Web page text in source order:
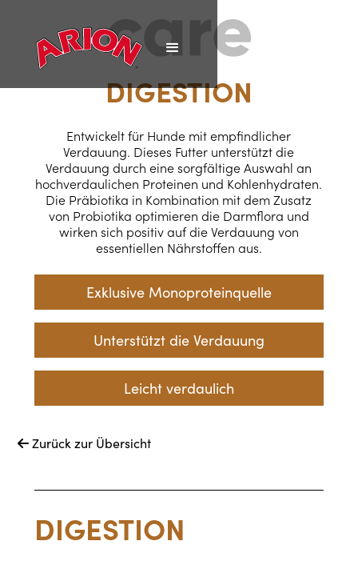
DIGESTION
Entwickelt für Hunde mit empfindlicher
Verdauung. Dieses Futter unterstützt die
Verdauung durch eine sorgfältige Auswahl an
hochverdaulichen Proteinen und Kohlenhydraten.
Die Präbiotika in Kombination mit dem Zusatz
von Probiotika optimieren die Darmflora und
wirken sich positiv auf die Verdauung von
essentiellen Nährstoffen aus.
Exklusive Monoproteinquelle
Unterstützt die Verdauung
Leicht verdaulich
Zurück zur Übersicht
DIGESTION